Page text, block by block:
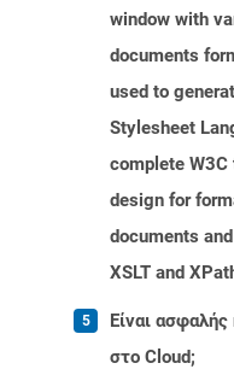
window with
documents
used to
Stylesheet
complete
design for
documents
XSLT and
Είναι
στο Cloud;